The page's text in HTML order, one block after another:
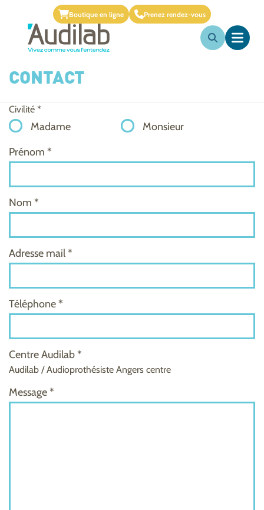
Boutique en ligne Prenez rendez-vous
CONTACT
Civilité *
Madame
Monsieur
Prénom *
Nom *
Adresse mail *
Téléphone *
Centre Audilab *
Audilab / Audioprothésiste Angers centre
Message *